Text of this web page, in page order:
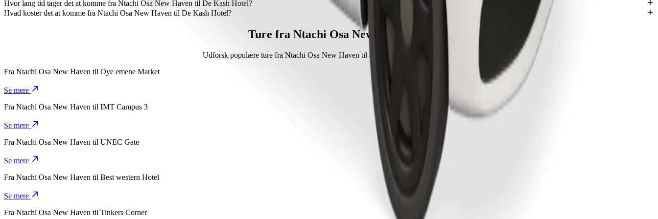
De Kash Hotel er cirka 4,1 km fra Ntachi Osa New Haven.
Hvor lang tid tager det at komme fra Ntachi Osa New Haven til De Kash Hotel?
Det tager ca. 10 min. at komme fra Ntachi Osa New Haven til De Kash Hotel med Bolt Tricycle.
Hvad koster det at komme fra Ntachi Osa New Haven til De Kash Hotel?
Ture fra Ntachi Osa New Haven
Udforsk populære ture fra Ntachi Osa New Haven til andre destinationer i Enugu.
Fra Ntachi Osa New Haven til Oye emene Market
Se mere
Fra Ntachi Osa New Haven til IMT Campus 3
Se mere
Fra Ntachi Osa New Haven til UNEC Gate
Se mere
Fra Ntachi Osa New Haven til Best western Hotel
Se mere
Fra Ntachi Osa New Haven til Tinkers Corner